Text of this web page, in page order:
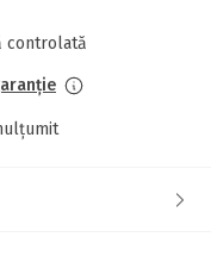
controlată